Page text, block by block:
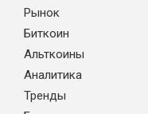
Рынок
Биткоин
Альткоины
Аналитика
Тренды